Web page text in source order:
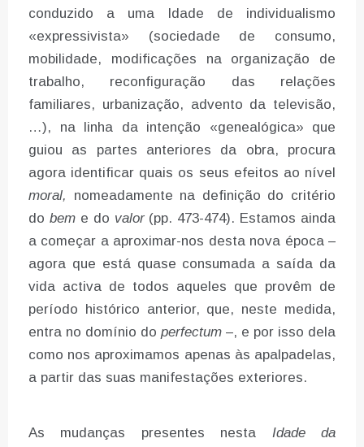
conduzido a uma Idade de individualismo
«expressivista» (sociedade de consumo,
mobilidade, modificações na organização de
trabalho, reconfiguração das relações
familiares, urbanização, advento da televisão,
…), na linha da intenção «genealógica» que
guiou as partes anteriores da obra, procura
agora identificar quais os seus efeitos ao nível
moral, nomeadamente na definição do critério
do bem e do valor (pp. 473-474). Estamos ainda
a começar a aproximar-nos desta nova época –
agora que está quase consumada a saída da
vida activa de todos aqueles que provêm de
período histórico anterior, que, neste medida,
entra no domínio do perfectum –, e por isso dela
como nos aproximamos apenas às apalpadelas,
a partir das suas manifestações exteriores.
As mudanças presentes nesta Idade da